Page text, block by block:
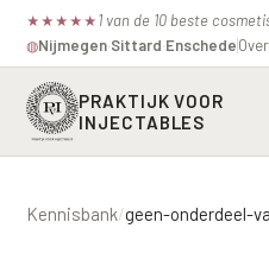
★ ★ ★ ★ ★
◍Nijmegen·Sittard·Enschede
PRAKTIJK VOOR
INJECTABLES
Kennisbank/geen-onderdeel-